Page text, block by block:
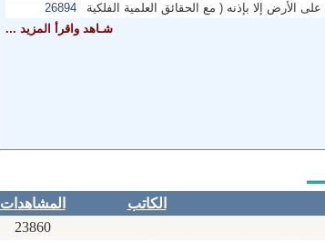
إلا بإذنه ( مع الحقائق العلمية الفلكية
26894
شـاهد واقرأ المزيد ...
المشاهدات الكاتب
23860